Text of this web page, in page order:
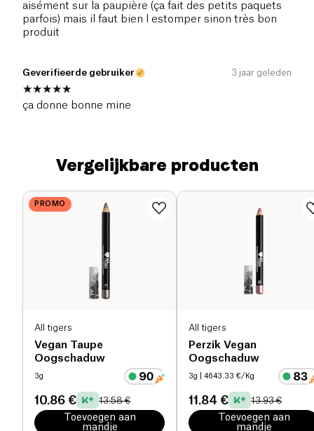
aisément sur la paupière (ça fait des petits paquets
parfois) mais il faut bien l estomper sinon très bon
produit
Geverifieerde gebruiker 3 jaar geleden
ça donne bonne mine
Vergelijkbare producten
PROMO
All tigers
Vegan Taupe
Oogschaduw
3g
10.86 € 13.58 €
Toevoegen aan
mandje
All tigers
Perzik Vegan
Oogschaduw
3g | 4643.33 €/Kg
11.84 € 13.93 €
Toevoegen aan
mandje